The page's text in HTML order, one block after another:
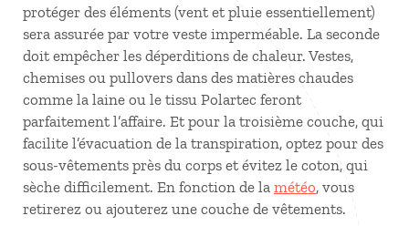
protéger des éléments (vent et pluie essentiellement)
sera assurée par votre veste imperméable. La seconde
doit empêcher les déperditions de chaleur. Vestes,
chemises ou pullovers dans des matières chaudes
comme la laine ou le tissu Polartec feront
parfaitement l’affaire. Et pour la troisième couche, qui
facilite l’évacuation de la transpiration, optez pour des
sous-vêtements près du corps et évitez le coton, qui
sèche difficilement. En fonction de la météo, vous
retirerez ou ajouterez une couche de vêtements.